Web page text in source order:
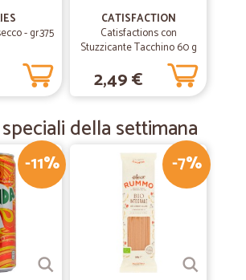
- gr.375
CATISFACTION
Catisfactions con
Stuzzicante Tacchino 60 g
2,49 €
della settimana
-11% -7%